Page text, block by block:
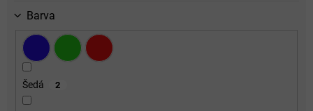
Barva
Šedá 2